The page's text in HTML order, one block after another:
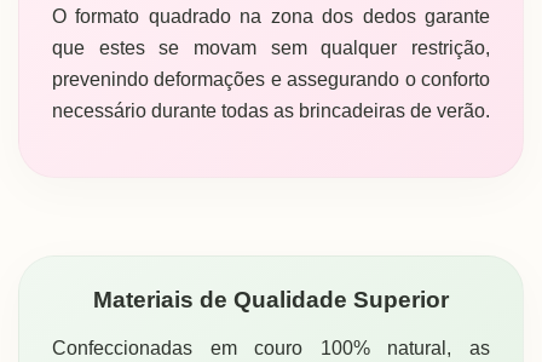
O formato quadrado na zona dos dedos garante
que estes se movam sem qualquer restrição,
prevenindo deformações e assegurando o conforto
necessário durante todas as brincadeiras de verão.
Materiais de Qualidade Superior
Confeccionadas em couro 100% natural, as